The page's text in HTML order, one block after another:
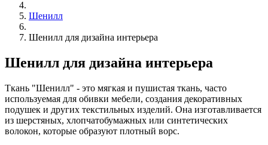
Шенилл
Шенилл для дизайна интерьера
Шенилл для дизайна интерьера
Ткань "Шенилл" - это мягкая и пушистая ткань, часто
используемая для обивки мебели, создания декоративных
подушек и других текстильных изделий. Она изготавливается
из шерстяных, хлопчатобумажных или синтетических
волокон, которые образуют плотный ворс.